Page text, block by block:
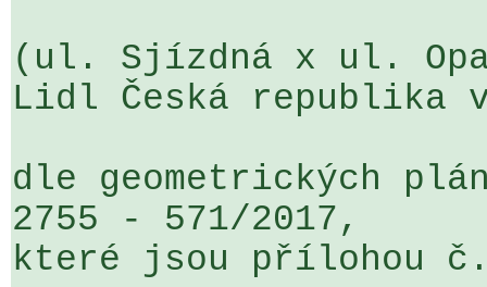
(ul. Sjízdná x ul.
Lidl Česká republika
dle geometrických
2755 - 571/2017,
které jsou přílohou č.